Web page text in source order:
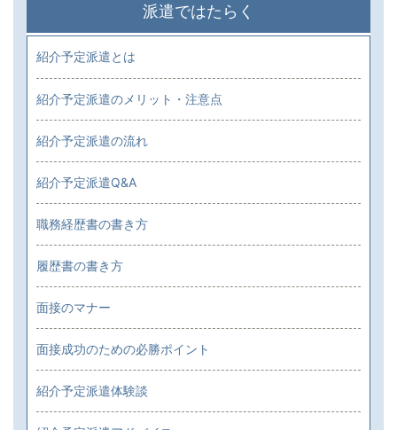
派遣ではたらく
紹介予定派遣とは
紹介予定派遣のメリット・注意点
紹介予定派遣の流れ
紹介予定派遣Q&A
職務経歴書の書き方
履歴書の書き方
面接のマナー
面接成功のための必勝ポイント
紹介予定派遣体験談